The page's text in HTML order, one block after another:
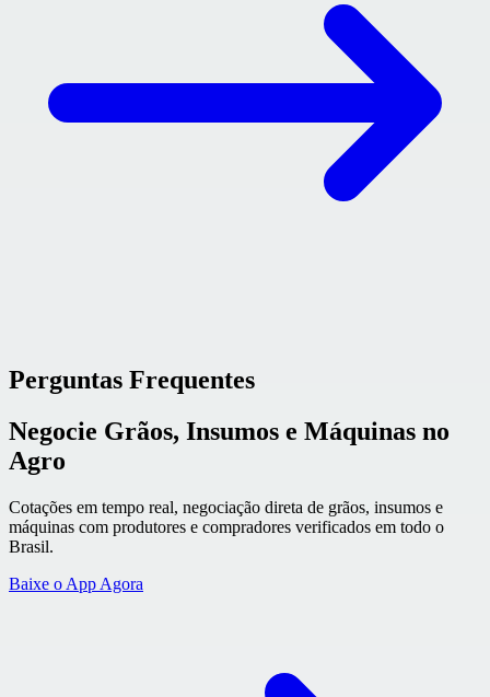
Perguntas Frequentes
Negocie Grãos, Insumos e Máquinas no
Agro
Cotações em tempo real, negociação direta de grãos, insumos e
máquinas com produtores e compradores verificados em todo o
Brasil.
Baixe o App Agora